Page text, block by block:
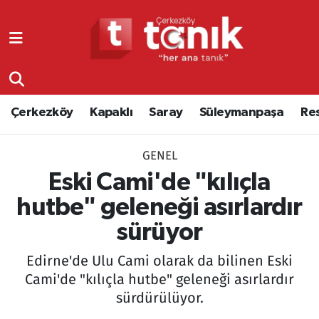
Çerkezköy Kapaklı Saray Süleymanpaşa
GENEL
Eski Cami'de "kılıçla
hutbe" geleneği asırlardır
sürüyor
Edirne'de Ulu Cami olarak da bilinen Eski
Cami'de "kılıçla hutbe" geleneği asırlardır
sürdürülüyor.
Resmi Reklamlar
Asayiş
Eğitim
Ergene
Tekirdağ Nöbetçi Eczaneler
Tekirdağ Trafik Yoğunluk Haritası
Süper Lig Puan Durumu ve Fikstür
Tüm Manşetler
Son Dakika Haberleri